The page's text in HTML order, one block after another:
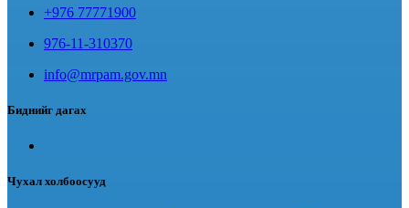
+976 77771900
976-11-310370
info@mrpam.gov.mn
Биднийг дагах
Чухал холбоосууд